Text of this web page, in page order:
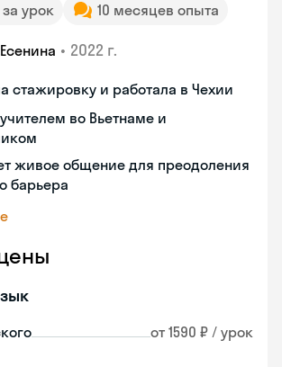
за урок 10 месяцев опыта
• 2022 г.
стажировку и работала в Чехии
во Вьетнаме и
живое общение для преодоления
барьера
от 1590 ₽ / урок